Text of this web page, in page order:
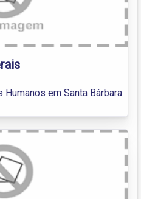
em Santa Bárbara